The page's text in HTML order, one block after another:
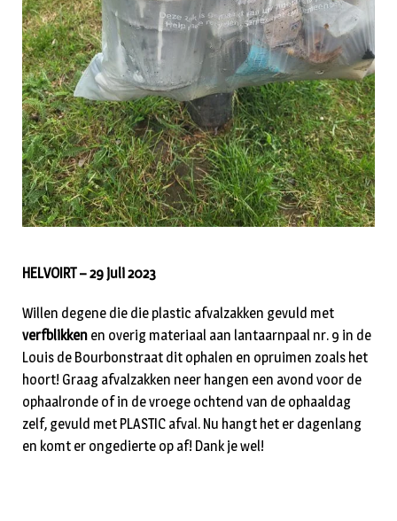
HELVOIRT – 29 juli 2023
Willen degene die die plastic afvalzakken gevuld met
verfblikken en overig materiaal aan lantaarnpaal nr. 9 in de
Louis de Bourbonstraat dit ophalen en opruimen zoals het
hoort! Graag afvalzakken neer hangen een avond voor de
ophaalronde of in de vroege ochtend van de ophaaldag
zelf, gevuld met PLASTIC afval. Nu hangt het er dagenlang
en komt er ongedierte op af! Dank je wel!